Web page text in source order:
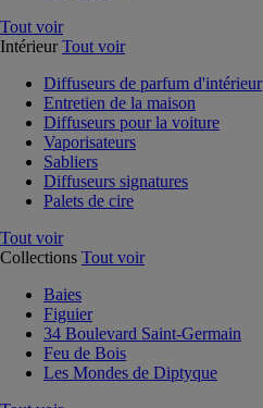
Tout voir
Intérieur Tout voir
Diffuseurs de parfum d'intérieur
Entretien de la maison
Diffuseurs pour la voiture
Vaporisateurs
Sabliers
Diffuseurs signatures
Palets de cire
Tout voir
Collections Tout voir
Baies
Figuier
34 Boulevard Saint-Germain
Feu de Bois
Les Mondes de Diptyque